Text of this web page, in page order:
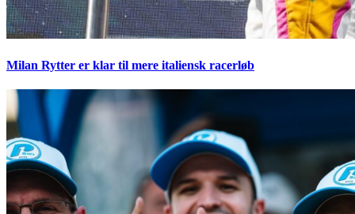
Milan Rytter er klar til mere italiensk racerløb